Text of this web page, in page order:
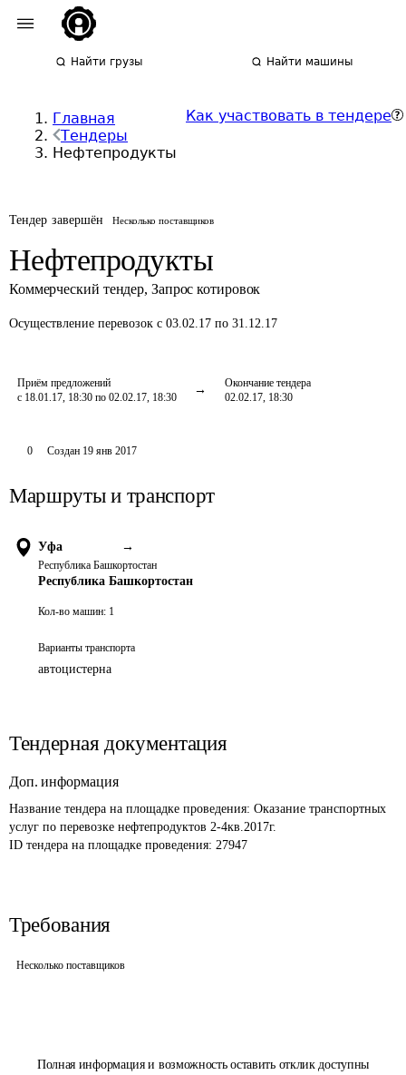
Найти грузы Найти машины
Главная
Тендеры
Нефтепродукты
Как участвовать в тендере
Тендер завершён Несколько поставщиков
Нефтепродукты
Коммерческий тендер, Запрос котировок
Осуществление перевозок с 03.02.17 по 31.12.17
Приём предложений
с 18.01.17, 18:30 по 02.02.17, 18:30
Окончание тендера
02.02.17, 18:30
Полная информация и возможность оставить отклик доступны
0 Создан 19 янв 2017
Маршруты и транспорт
Уфа →
Республика Башкортостан
Республика Башкортостан
Кол-во машин: 1
Варианты транспорта
автоцистерна
Тендерная документация
Доп. информация
Название тендера на площадке проведения: Оказание транспортных
услуг по перевозке нефтепродуктов 2-4кв.2017г.
ID тендера на площадке проведения: 27947
Требования
Несколько поставщиков